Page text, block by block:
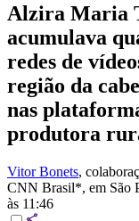
Alzira Maria
acumulava
redes de
região da
nas
produtora
Vitor Bonets,
CNN Brasil*, em São
às 11:46